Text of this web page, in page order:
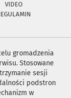
VIDEO
gromadzenia
Stosowane
sesji
podstron
w